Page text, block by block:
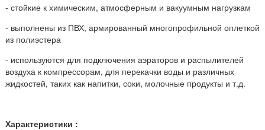
- стойкие к химическим, атмосферным и вакуумным нагрузкам
- выполнены из ПВХ, армированный многопрофильной оплеткой
из полиэстера
- используются для подключения аэраторов и распылителей
воздуха к компрессорам, для перекачки воды и различных
жидкостей, таких как напитки, соки, молочные продукты и т.д.
Характеристики :